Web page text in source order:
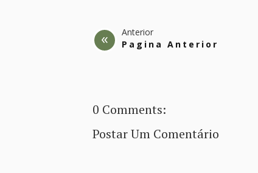
Anterior
Pagina Anterior
0 Comments:
Postar Um Comentário